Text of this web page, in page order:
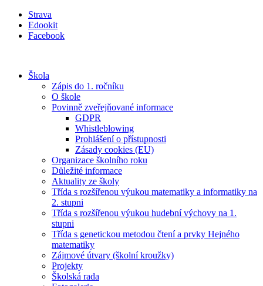
Přejít
obsahu
Strava
Edookit
Facebook
Škola
Zápis do 1. ročníku
O škole
Povinně zveřejňované informace
GDPR
Whistleblowing
Prohlášení o přístupnosti
Zásady cookies (EU)
Organizace školního roku
Důležité informace
Aktuality ze školy
Třída s rozšířenou výukou matematiky a informatiky na
2. stupni
Třída s rozšířenou výukou hudební výchovy na 1.
stupni
Třída s genetickou metodou čtení a prvky Hejného
matematiky
Zájmové útvary (školní kroužky)
Projekty
Školská rada